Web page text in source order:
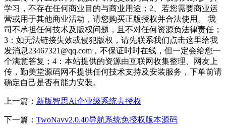
学习，不存在任何商业目的与商业用途；2、若您需要商业运
营或用于其他商业活动，请您购买正版授权并合法使用。 我
司不承担任何技术及版权问题，且不对任何资源负法律责任；
3：如无法链接失效或侵犯版权，请先联系我们点击这里给我
发消息23467321@qq.com，不保证时时在线，但一定会给您一
个满意答复；4：本站提供的资源由互联网收集整理、网友上
传，勤美堂源码网不提供任何技术支持及安装服务，下单前请
确定自己是否有能力安装。
上一篇： 新版智思Ai企业级系统去授权
下一篇： TwoNavv2.0.40导航系统免授权版本源码